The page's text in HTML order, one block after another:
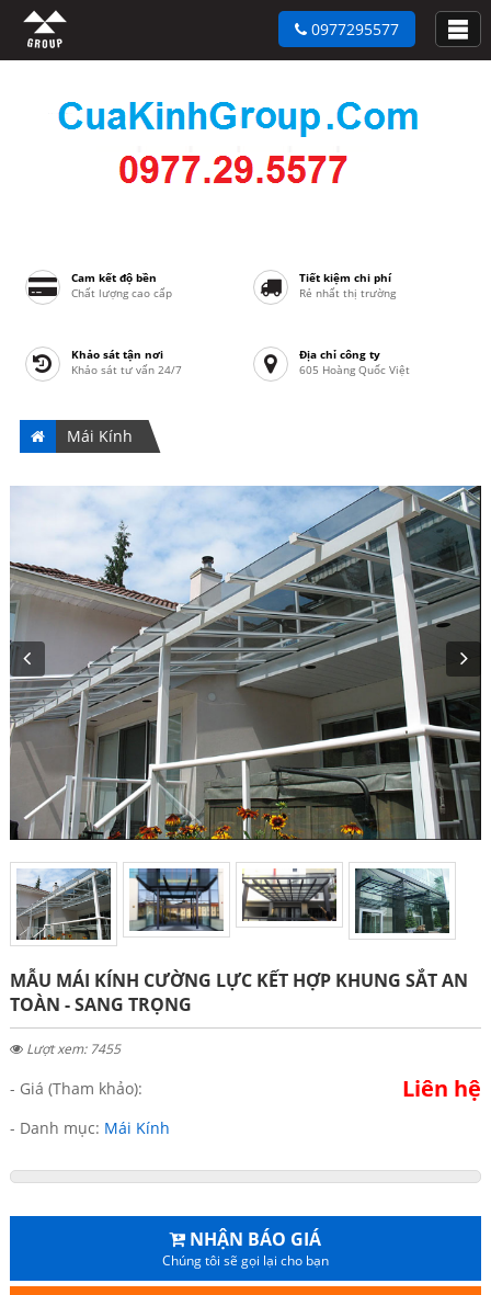
Cam kết độ bền
Chất lượng cao cấp
Tiết kiệm chi phí
Rẻ nhất thị trường
Khảo sát tận nơi
Khảo sát tư vấn 24/7
Địa chỉ công ty
605 Hoàng Quốc Việt
0977295577
Mái Kính
MẪU MÁI KÍNH CƯỜNG LỰC KẾT HỢP KHUNG SẮT AN
TOÀN - SANG TRỌNG
Lượt xem: 7455
- Giá (Tham khảo): Liên hệ
- Danh mục: Mái Kính
NHẬN BÁO GIÁ
Chúng tôi sẽ gọi lại cho bạn